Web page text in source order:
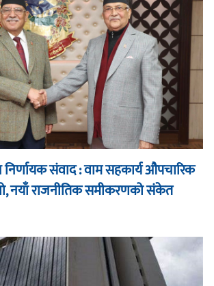
निर्णायक संवाद : वाम सहकार्य औपचारिक
नयाँ राजनीतिक समीकरणको संकेत